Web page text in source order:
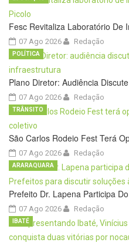
Fesc Revitaliza Laboratório De
07 Ago 2026 Redação
Plano Diretor: Audiência
07 Ago 2026
POLÍTICA
Redação
São Carlos Rodeio Fest Terá
07 Ago 2026
TRÂNSITO
Redação
Prefeito Dr. Lapena Participa
07 Ago 2026
ARARAQUARA
Redação
IBATÉ